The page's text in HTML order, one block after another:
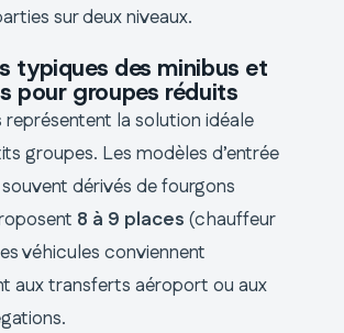
sur deux niveaux.
typiques des minibus et
pour groupes réduits
représentent la solution idéale
groupes. Les modèles d’entrée
dérivés de fourgons
8 à 9 places (chauffeur
véhicules conviennent
aux transferts aéroport ou aux